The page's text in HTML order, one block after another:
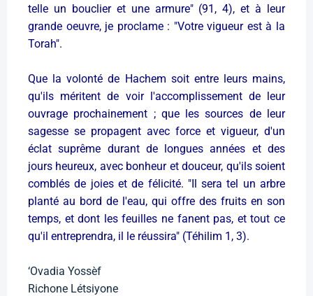
telle un bouclier et une armure" (91, 4), et à leur
grande oeuvre, je proclame : "Votre vigueur est à la
Torah".
Que la volonté de Hachem soit entre leurs mains,
qu'ils méritent de voir l'accomplissement de leur
ouvrage prochainement ; que les sources de leur
sagesse se propagent avec force et vigueur, d'un
éclat suprême durant de longues années et des
jours heureux, avec bonheur et douceur, qu'ils soient
comblés de joies et de félicité. "Il sera tel un arbre
planté au bord de l'eau, qui offre des fruits en son
temps, et dont les feuilles ne fanent pas, et tout ce
qu'il entreprendra, il le réussira" (Téhilim 1, 3).
‘Ovadia Yossèf
Richone Létsiyone